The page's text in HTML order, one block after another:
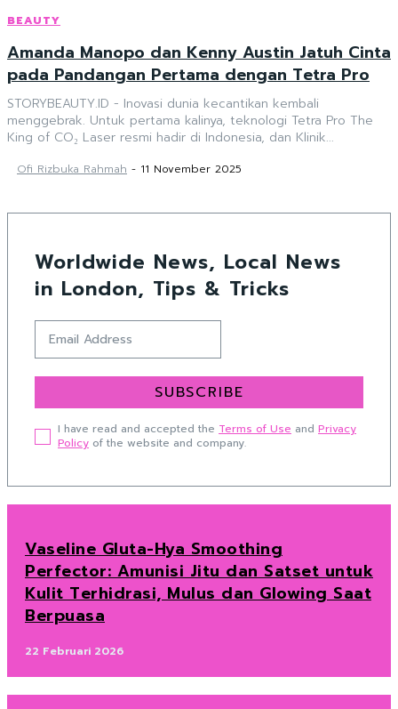
BEAUTY
Amanda Manopo dan Kenny Austin Jatuh Cinta
pada Pandangan Pertama dengan Tetra Pro
STORYBEAUTY.ID - Inovasi dunia kecantikan kembali
menggebrak. Untuk pertama kalinya, teknologi Tetra Pro The
King of CO₂ Laser resmi hadir di Indonesia, dan Klinik...
Ofi Rizbuka Rahmah - 11 November 2025
Worldwide News, Local News
in London, Tips & Tricks
SUBSCRIBE
I have read and accepted the Terms of Use and Privacy
Policy of the website and company.
Vaseline Gluta-Hya Smoothing
Perfector: Amunisi Jitu dan Satset untuk
Kulit Terhidrasi, Mulus dan Glowing Saat
Berpuasa
22 Februari 2026